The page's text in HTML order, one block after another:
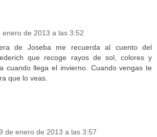
enero de 2013 a las 3:52
de Joseba me recuerda al cuento del
que recoge rayos de sol, colores y
cuando llega el invierno. Cuando vengas te
que lo veas.
de enero de 2013 a las 3:57